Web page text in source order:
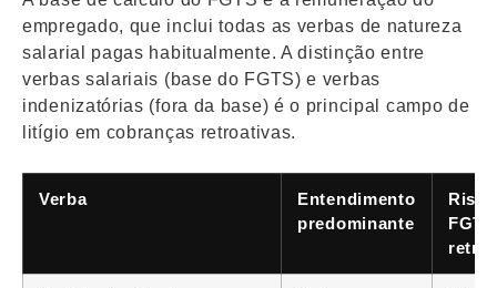
empregado, que inclui todas as verbas de natureza
salarial pagas habitualmente. A distinção entre
verbas salariais (base do FGTS) e verbas
indenizatórias (fora da base) é o principal campo de
litígio em cobranças retroativas.
Verba
Entendimento
predominante
FGTS